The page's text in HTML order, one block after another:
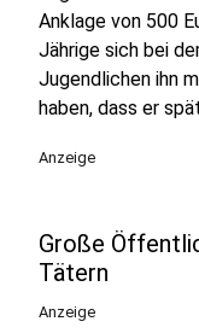
Anklage von 500
Jährige sich bei
Jugendlichen ihn
haben, dass er
Anzeige
Große
Tätern
Anzeige